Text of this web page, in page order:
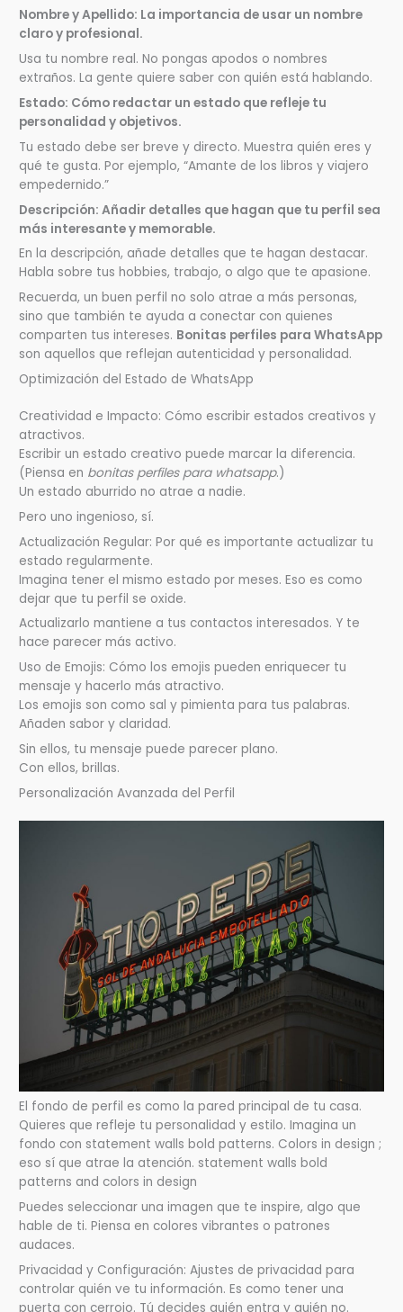
Nombre y Apellido: La importancia de usar un nombre
claro y profesional.
Usa tu nombre real. No pongas apodos o nombres
extraños. La gente quiere saber con quién está hablando.
Estado: Cómo redactar un estado que refleje tu
personalidad y objetivos.
Tu estado debe ser breve y directo. Muestra quién eres y
qué te gusta. Por ejemplo, “Amante de los libros y viajero
empedernido.”
Descripción: Añadir detalles que hagan que tu perfil sea
más interesante y memorable.
En la descripción, añade detalles que te hagan destacar.
Habla sobre tus hobbies, trabajo, o algo que te apasione.
Recuerda, un buen perfil no solo atrae a más personas,
sino que también te ayuda a conectar con quienes
comparten tus intereses. Bonitas perfiles para WhatsApp
son aquellos que reflejan autenticidad y personalidad.
Optimización del Estado de WhatsApp
Creatividad e Impacto: Cómo escribir estados creativos y
atractivos.
Escribir un estado creativo puede marcar la diferencia.
(Piensa en bonitas perfiles para whatsapp.)
Un estado aburrido no atrae a nadie.
Pero uno ingenioso, sí.
Actualización Regular: Por qué es importante actualizar tu
estado regularmente.
Imagina tener el mismo estado por meses. Eso es como
dejar que tu perfil se oxide.
Actualizarlo mantiene a tus contactos interesados. Y te
hace parecer más activo.
Uso de Emojis: Cómo los emojis pueden enriquecer tu
mensaje y hacerlo más atractivo.
Los emojis son como sal y pimienta para tus palabras.
Añaden sabor y claridad.
Sin ellos, tu mensaje puede parecer plano.
Con ellos, brillas.
Personalización Avanzada del Perfil
El fondo de perfil es como la pared principal de tu casa.
Quieres que refleje tu personalidad y estilo. Imagina un
fondo con statement walls bold patterns. Colors in design ;
eso sí que atrae la atención. statement walls bold
patterns and colors in design
Puedes seleccionar una imagen que te inspire, algo que
hable de ti. Piensa en colores vibrantes o patrones
audaces.
Privacidad y Configuración: Ajustes de privacidad para
controlar quién ve tu información. Es como tener una
puerta con cerrojo. Tú decides quién entra y quién no.